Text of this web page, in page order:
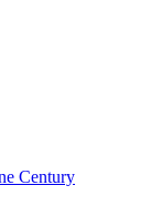
Century